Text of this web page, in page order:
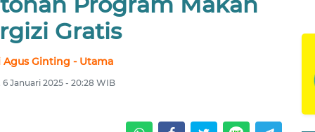
Gratis
Agus Ginting - Utama
6 Januari 2025 - 20:28 WIB